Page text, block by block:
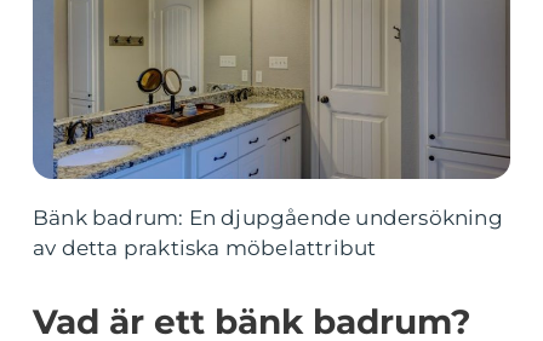
Bänk badrum: En djupgående undersökning
av detta praktiska möbelattribut
Vad är ett bänk badrum?